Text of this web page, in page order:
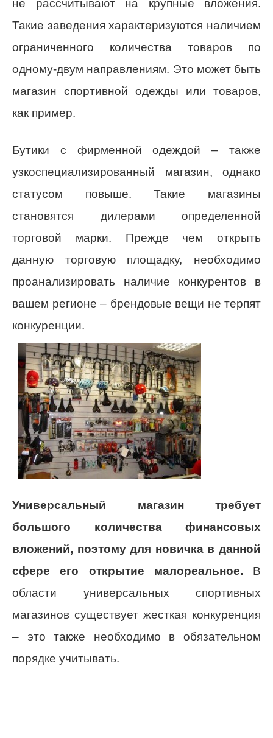
не рассчитывают на крупные вложения.
Такие заведения характеризуются наличием
ограниченного количества товаров по
одному-двум направлениям. Это может быть
магазин спортивной одежды или товаров,
как пример.
Бутики с фирменной одеждой – также
узкоспециализированный магазин, однако
статусом повыше. Такие магазины
становятся дилерами определенной
торговой марки. Прежде чем открыть
данную торговую площадку, необходимо
проанализировать наличие конкурентов в
вашем регионе – брендовые вещи не терпят
конкуренции.
Универсальный магазин требует
большого количества финансовых
вложений, поэтому для новичка в данной
сфере его открытие малореальное. В
области универсальных спортивных
магазинов существует жесткая конкуренция
– это также необходимо в обязательном
порядке учитывать.